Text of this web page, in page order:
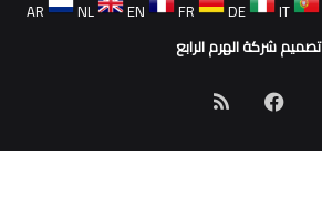
AR NL EN FR DE IT
تصميم شركة الهرم الرابع
فيسبوك
الموقع